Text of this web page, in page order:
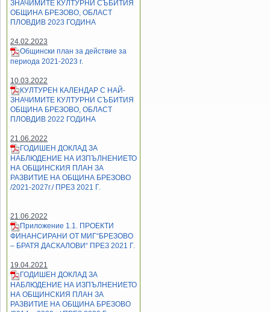
ЗНАЧИМИТЕ КУЛТУРНИ СЪБИТИЯ
ОБЩИНА БРЕЗОВО, ОБЛАСТ
ПЛОВДИВ 2023 ГОДИНА
24.02.2023
Общински план за действие за
периода 2021-2023 г.
10.03.2022
КУЛТУРЕН КАЛЕНДАР С НАЙ-
ЗНАЧИМИТЕ КУЛТУРНИ СЪБИТИЯ
ОБЩИНА БРЕЗОВО, ОБЛАСТ
ПЛОВДИВ 2022 ГОДИНА
21.06.2022
ГОДИШЕН ДОКЛАД ЗА
НАБЛЮДЕНИЕ НА ИЗПЪЛНЕНИЕТО
НА ОБЩИНСКИЯ ПЛАН ЗА
РАЗВИТИЕ НА ОБЩИНА БРЕЗОВО
/2021-2027г./ ПРЕЗ 2021 Г.
21.06.2022
Приложение 1.1. ПРОЕКТИ
ФИНАНСИРАНИ ОТ МИГ“БРЕЗОВО
– БРАТЯ ДАСКАЛОВИ“ ПРЕЗ 2021 Г.
19.04.2021
ГОДИШЕН ДОКЛАД ЗА
НАБЛЮДЕНИЕ НА ИЗПЪЛНЕНИЕТО
НА ОБЩИНСКИЯ ПЛАН ЗА
РАЗВИТИЕ НА ОБЩИНА БРЕЗОВО